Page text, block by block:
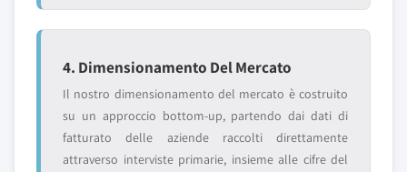
4. Dimensionamento Del Mercato
Il nostro dimensionamento del mercato è costruito
su un approccio bottom-up, partendo dai dati di
fatturato delle aziende raccolti direttamente
attraverso interviste primarie, insieme alle cifre del